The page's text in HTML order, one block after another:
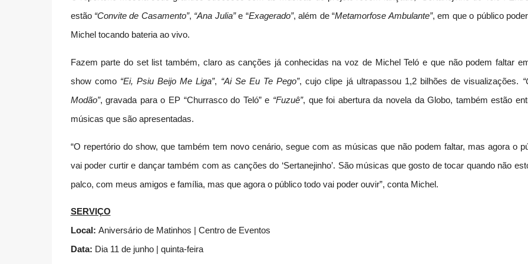
estão “Convite de Casamento”, “Ana Julia”e “Exagerado”, além de “Metamorfose Ambulante”, em que o público
Michel tocando bateria ao vivo.
Fazem parte do set list também, claro as canções já conhecidas na voz de Michel Teló e que não podem faltar
show como “Ei, Psiu Beijo Me Liga”, “Ai Se Eu Te Pego”, cujo clipe já ultrapassou 1,2 bilhões de visualizações.
Modão”, gravada para o EP “Churrasco do Teló” e “Fuzuê”, que foi abertura da novela da Globo, também estão
músicas que são apresentadas.
“O repertório do show, que também tem novo cenário, segue com as músicas que não podem faltar, mas agora o
vai poder curtir e dançar também com as canções do ‘Sertanejinho’. São músicas que gosto de tocar quando não
palco, com meus amigos e família, mas que agora o público todo vai poder ouvir”, conta Michel.
SERVIÇO
Local: Aniversário de Matinhos | Centro de Eventos
Data: Dia 11 de junho | quinta-feira